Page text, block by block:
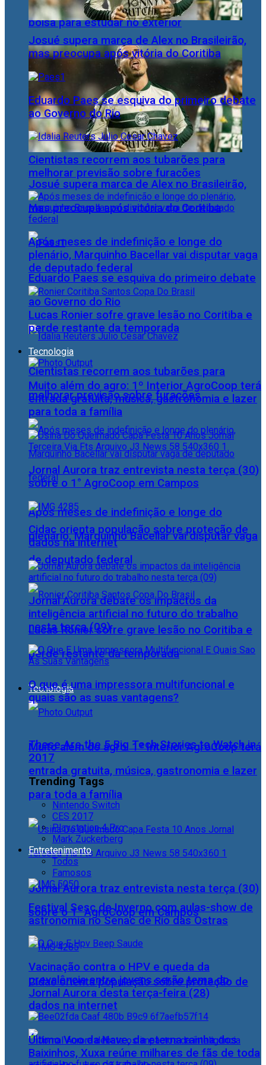
bolsa para estudar no exterior
Josué supera marca de Alex no Brasileirão,
mas preocupa após vitória do Coritiba
Eduardo Paes se esquiva do primeiro debate
ao Governo do Rio
Cientistas recorrem aos tubarões para
melhorar previsão sobre furacões
Após meses de indefinição e longe do
plenário, Marquinho Bacellar vai disputar vaga
de deputado federal
Lucas Ronier sofre grave lesão no Coritiba e
perde restante da temporada
Tecnologia
Muito além do agro: 1º Interior AgroCoop terá
entrada gratuita, música, gastronomia e lazer
para toda a família
Jornal Aurora traz entrevista nesta terça (30)
sobre o 1° AgroCoop em Campos
Cidac orienta população sobre proteção de
dados na internet
Josué supera marca de Alex no Brasileirão,
mas preocupa após vitória do Coritiba
Eduardo Paes se esquiva do primeiro debate
ao Governo do Rio
Cientistas recorrem aos tubarões para
melhorar previsão sobre furacões
Após meses de indefinição e longe do
plenário, Marquinho Bacellar vai disputar vaga
de deputado federal
Lucas Ronier sofre grave lesão no Coritiba e
perde restante da temporada
Tecnologia
Muito além do agro: 1º Interior AgroCoop terá
entrada gratuita, música, gastronomia e lazer
para toda a família
Jornal Aurora traz entrevista nesta terça (30)
sobre o 1° AgroCoop em Campos
Cidac orienta população sobre proteção de
dados na internet
Jornal Aurora debate os impactos da
inteligência artificial no futuro do trabalho
nesta terça (09)
O que é uma impressora multifuncional e
quais são as suas vantagens?
These Are the 5 Big Tech Stories to Watch in
2017
Trending Tags
Nintendo Switch
CES 2017
Playstation 4 Pro
Mark Zuckerberg
Entretenimento
Todos
Famosos
Festival Sesc de Inverno com aulas-show de
astronomia no Senac de Rio das Ostras
Vacinação contra o HPV e queda da
prevalência entre jovens serão tema do
Jornal Aurora desta terça-feira (28)
Último Voo da Nave, da eterna rainha dos
Baixinhos, Xuxa reúne milhares de fãs de toda